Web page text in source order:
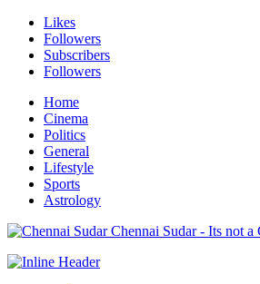
Likes
Followers
Subscribers
Followers
Home
Cinema
Politics
General
Lifestyle
Sports
Astrology
Chennai Sudar - Its not a